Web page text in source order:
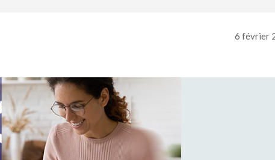
6 février